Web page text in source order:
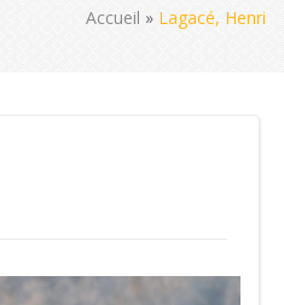
Accueil » Lagacé, Henri